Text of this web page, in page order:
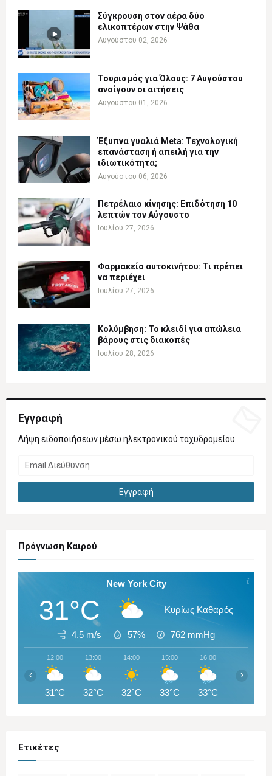
Σύγκρουση στον αέρα δύο
ελικοπτέρων στην Ψάθα
Αυγούστου 02, 2026
Τουρισμός για Όλους: 7 Αυγούστου
ανοίγουν οι αιτήσεις
Αυγούστου 01, 2026
Έξυπνα γυαλιά Meta: Τεχνολογική
επανάσταση ή απειλή για την
ιδιωτικότητα;
Αυγούστου 06, 2026
Πετρέλαιο κίνησης: Επιδότηση 10
λεπτών τον Αύγουστο
Ιουλίου 27, 2026
Φαρμακείο αυτοκινήτου: Τι πρέπει
να περιέχει
Ιουλίου 27, 2026
Κολύμβηση: Το κλειδί για απώλεια
βάρους στις διακοπές
Ιουλίου 28, 2026
Εγγραφή
Λήψη ειδοποιήσεων μέσω ηλεκτρονικού ταχυδρομείου
Πρόγνωση Καιρού
New York City
31°C Κυρίως Καθαρός
4.5 m/s 57% 762 mmHg
12:00
31°C
13:00
32°C
14:00
32°C
15:00
33°C
16:00
33°C
‹ ›
Ετικέτες